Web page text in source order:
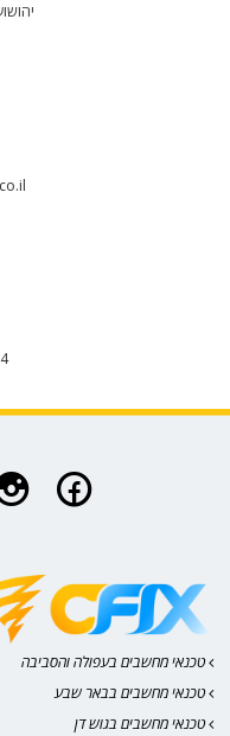
יהושוע
טכנאי מחשבים בעפולה והסביבה
טכנאי מחשבים בבאר שבע
טכנאי מחשבים בגוש דן